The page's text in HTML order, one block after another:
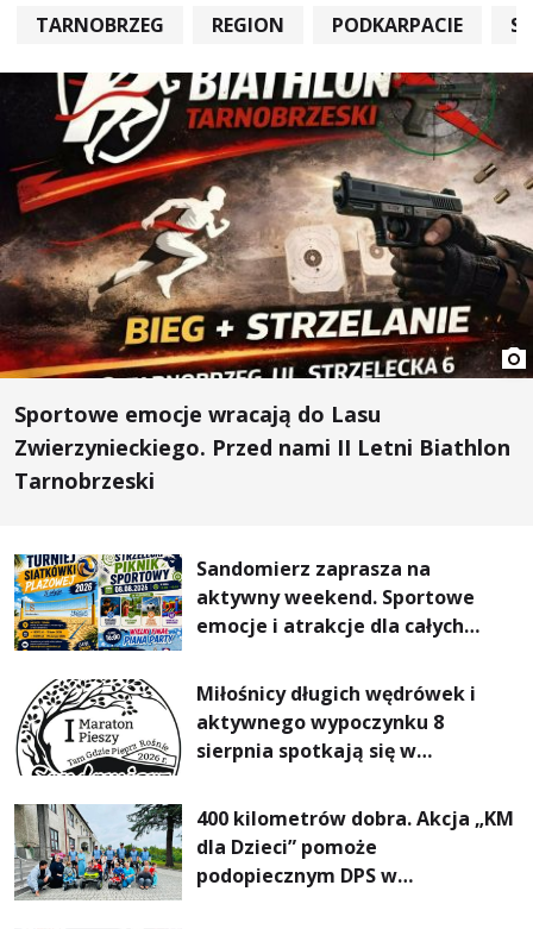
TARNOBRZEG REGION PODKARPACIE
Sportowe emocje wracają do Lasu
Zwierzynieckiego. Przed nami II Letni Biathlon
Tarnobrzeski
Sandomierz zaprasza na
aktywny weekend. Sportowe
emocje i atrakcje dla całych
Miłośnicy długich wędrówek i
aktywnego wypoczynku 8
sierpnia spotkają się w
Pieszym „Tam Gdzie Pieprz
Rośnie”
400 kilometrów dobra. Akcja „KM
dla Dzieci” pomoże
podopiecznym DPS w